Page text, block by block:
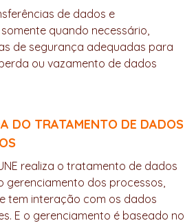
de dados e
quando necessário,
de segurança adequadas para
ou vazamento de dados
DO TRATAMENTO DE DADOS
realiza o tratamento de dados
gerenciamento dos processos,
tem interação com os dados
E o gerenciamento é baseado no